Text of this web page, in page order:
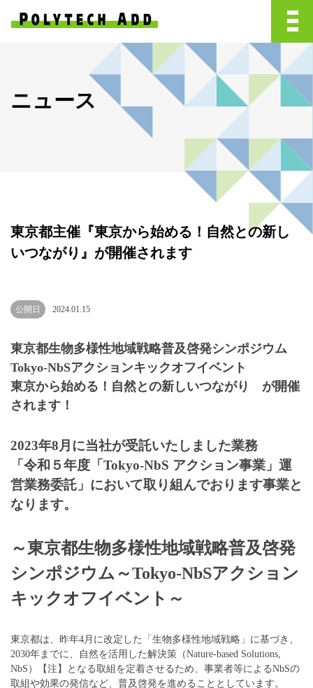
ニュース
東京都主催『東京から始める！自然との新し
いつながり』が開催されます
公開日 2024.01.15
東京都生物多様性地域戦略普及啓発シンポジウム
Tokyo-NbSアクションキックオフイベント
東京から始める！自然との新しいつながり が開催
されます！
2023年8月に当社が受託いたしました業務
「令和５年度「Tokyo-NbS アクション事業」運
営業務委託」において取り組んでおります事業と
なります。
～東京都生物多様性地域戦略普及啓発
シンポジウム～Tokyo-NbSアクション
キックオフイベント～
東京都は、昨年4月に改定した「生物多様性地域戦略」に基づき、
2030年までに、自然を活用した解決策（Nature-based Solutions,
NbS）【注】となる取組を定着させるため、事業者等によるNbSの
取組や効果の発信など、普及啓発を進めることとしています。